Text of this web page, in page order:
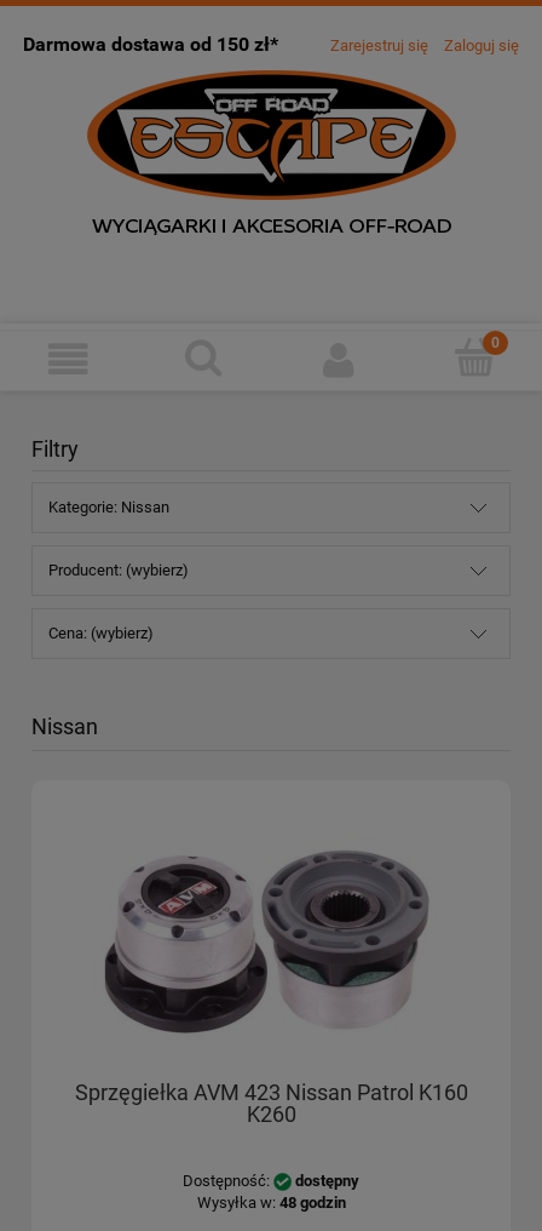
Darmowa dostawa od 150 zł* Zarejestruj się Zaloguj się
Filtry
Kategorie: Nissan
Producent: (wybierz)
Cena: (wybierz)
Nissan
Sprzęgiełka AVM 423 Nissan Patrol K160
K260
Dostępność:
dostępny
Wysyłka w: 48 godzin